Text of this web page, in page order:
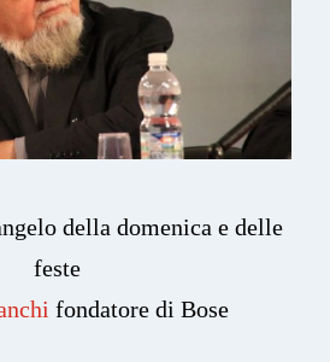
della domenica e delle
feste
fondatore di Bose